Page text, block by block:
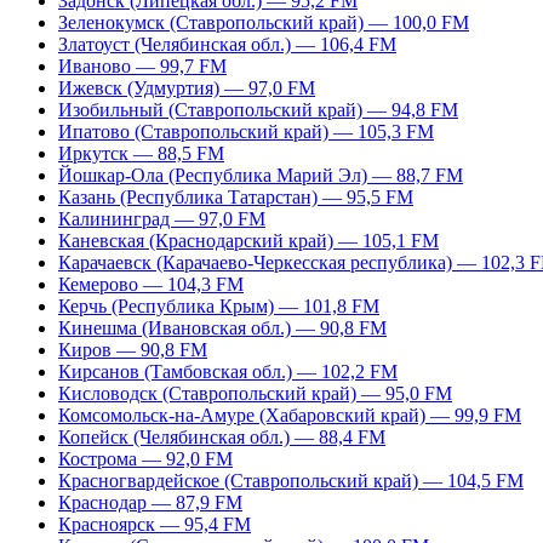
Зеленокумск (Ставропольский край) — 100,0 FM
Златоуст (Челябинская обл.) — 106,4 FM
Иваново — 99,7 FM
Ижевск (Удмуртия) — 97,0 FM
Изобильный (Ставропольский край) — 94,8 FM
Ипатово (Ставропольский край) — 105,3 FM
Иркутск — 88,5 FM
Йошкар-Ола (Республика Марий Эл) — 88,7 FM
Казань (Республика Татарстан) — 95,5 FM
Калининград — 97,0 FM
Каневская (Краснодарский край) — 105,1 FM
Карачаевск (Карачаево-Черкесская республика) — 102,3
Кемерово — 104,3 FM
Керчь (Республика Крым) — 101,8 FM
Кинешма (Ивановская обл.) — 90,8 FM
Киров — 90,8 FM
Кирсанов (Тамбовская обл.) — 102,2 FM
Кисловодск (Ставропольский край) — 95,0 FM
Комсомольск-на-Амуре (Хабаровский край) — 99,9 FM
Копейск (Челябинская обл.) — 88,4 FM
Кострома — 92,0 FM
Красногвардейское (Ставропольский край) — 104,5 FM
Краснодар — 87,9 FM
Красноярск — 95,4 FM